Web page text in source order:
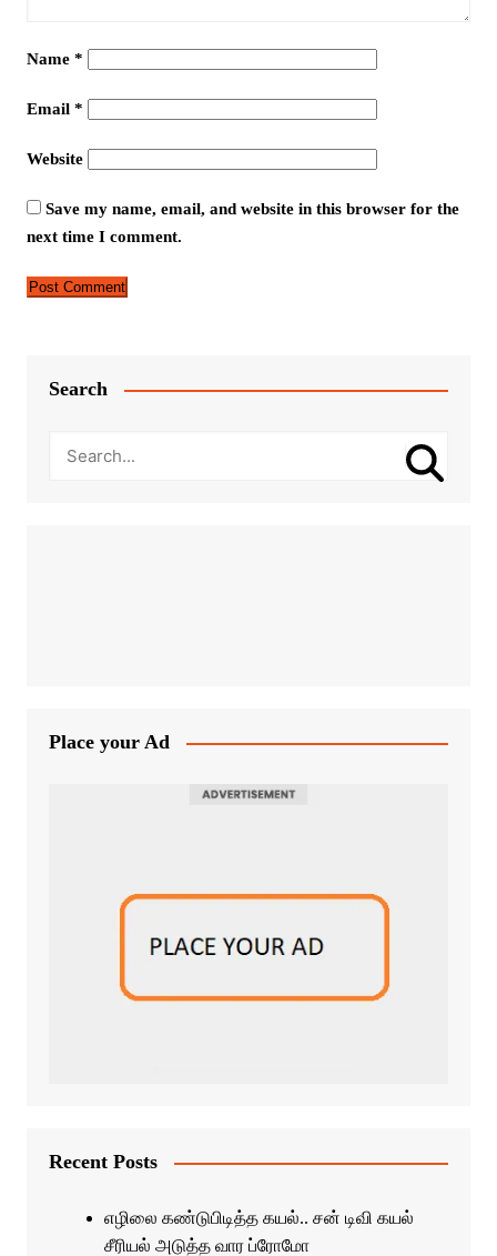
Name *
Email *
Website
Save my name, email, and website in this browser for the
next time I comment.
Search
Place your Ad
Recent Posts
எழிலை கண்டுபிடித்த கயல்.. சன் டிவி கயல்
சீரியல் அடுத்த வார ப்ரோமோ